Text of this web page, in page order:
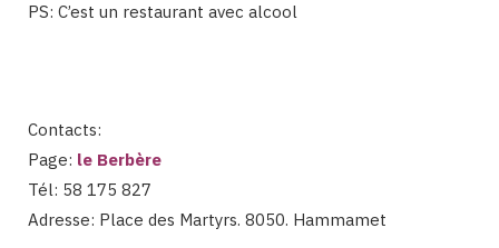
PS: C’est un restaurant avec alcool
Contacts:
Page: le Berbère
Tél: 58 175 827
Adresse: Place des Martyrs. 8050. Hammamet